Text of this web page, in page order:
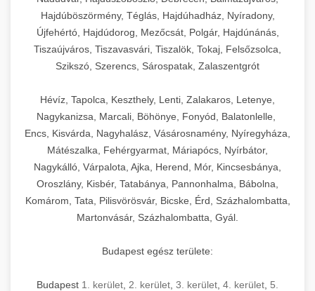
Hajdúböszörmény, Téglás, Hajdúhadház, Nyíradony,
Újfehértó, Hajdúdorog, Mezőcsát, Polgár, Hajdúnánás,
Tiszaújváros, Tiszavasvári, Tiszalök, Tokaj, Felsőzsolca,
Szikszó, Szerencs, Sárospatak, Zalaszentgrót
Hévíz, Tapolca, Keszthely, Lenti, Zalakaros, Letenye,
Nagykanizsa, Marcali, Böhönye, Fonyód, Balatonlelle,
Encs, Kisvárda, Nagyhalász, Vásárosnamény, Nyíregyháza,
Mátészalka, Fehérgyarmat, Máriapócs, Nyírbátor,
Nagykálló, Várpalota, Ajka, Herend, Mór, Kincsesbánya,
Oroszlány, Kisbér, Tatabánya, Pannonhalma, Bábolna,
Komárom, Tata, Pilisvörösvár, Bicske, Érd, Százhalombatta,
Martonvásár, Százhalombatta, Gyál.
Budapest egész területe:
Budapest 1. kerület 2. kerület 3. kerület 4. kerület 5.